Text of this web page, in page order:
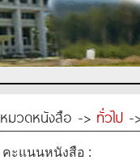
หมวดหนังสือ -> ทั่วไป -
คะแนนหนังสือ :